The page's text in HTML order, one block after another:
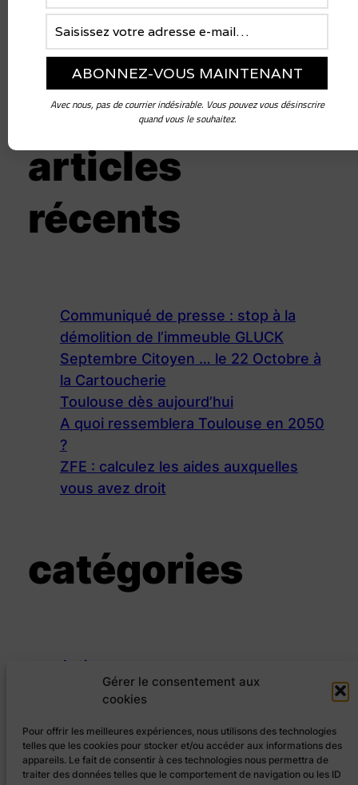
Gérer le consentement aux
cookies
Pour offrir les meilleures expériences, nous utilisons des technologies
telles que les cookies pour stocker et/ou accéder aux informations des
appareils. Le fait de consentir à ces technologies nous permettra de
traiter des données telles que le comportement de navigation ou les ID
nous suivre
articles
récents
Communiqué de presse : stop à la
démolition de l’immeuble GLUCK
Septembre Citoyen … le 22 Octobre à
la Cartoucherie
Toulouse dès aujourd’hui
A quoi ressemblera Toulouse en 2050
?
ZFE : calculez les aides auxquelles
vous avez droit
catégories
Actions
Evénements
Conférences populaires
Festival Septembre Citoyen
Grands Cercles
Rencontres
Avec nous, pas de courrier indésirable. Vous pouvez vous désinscrire
quand vous le souhaitez.